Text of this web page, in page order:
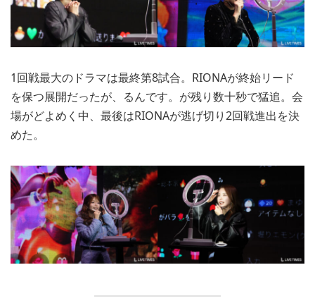
1回戦最大のドラマは最終第8試合。RIONAが終始リード
を保つ展開だったが、るんです。が残り数十秒で猛追。会
場がどよめく中、最後はRIONAが逃げ切り2回戦進出を決
めた。